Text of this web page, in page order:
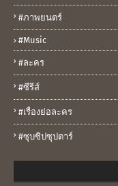
#ภาพยนตร์
#music
#ละคร
#ซีรีส์
#เรื่องย่อละคร
#ซุบซิปซุปตาร์